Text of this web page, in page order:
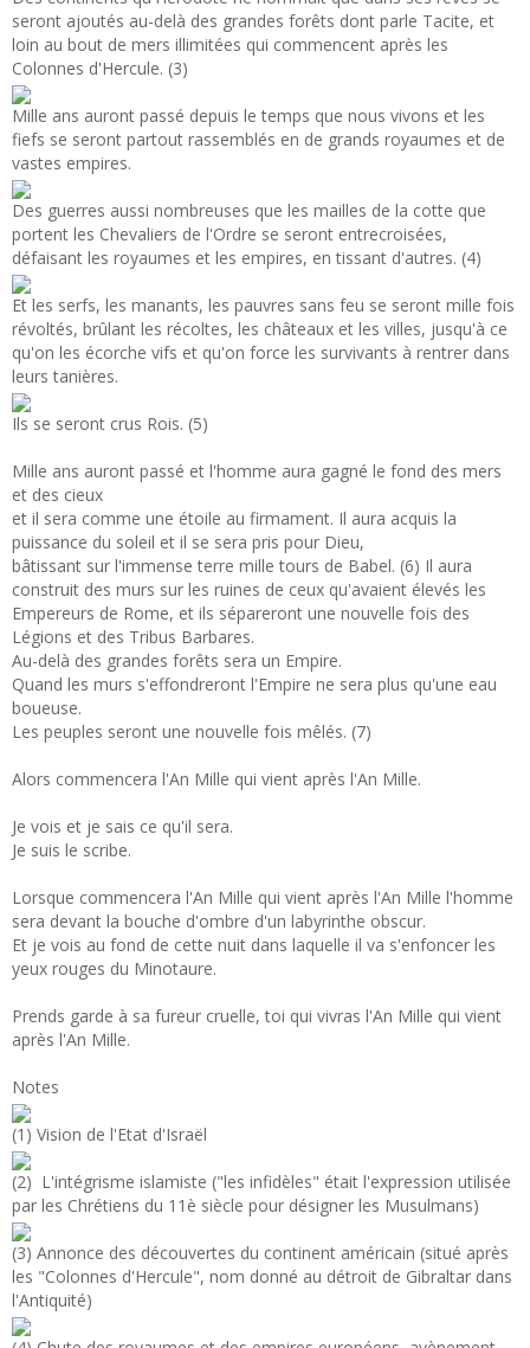
seront ajoutés au-delà des grandes forêts dont parle Tacite, et
loin au bout de mers illimitées qui commencent après les
Colonnes d'Hercule. (3)
Mille ans auront passé depuis le temps que nous vivons et les
fiefs se seront partout rassemblés en de grands royaumes et de
vastes empires.
Des guerres aussi nombreuses que les mailles de la cotte que
portent les Chevaliers de l'Ordre se seront entrecroisées,
défaisant les royaumes et les empires, en tissant d'autres. (4)
Et les serfs, les manants, les pauvres sans feu se seront mille fois
révoltés, brûlant les récoltes, les châteaux et les villes, jusqu'à ce
qu'on les écorche vifs et qu'on force les survivants à rentrer dans
leurs tanières.
Ils se seront crus Rois. (5)
Mille ans auront passé et l'homme aura gagné le fond des mers
et des cieux
et il sera comme une étoile au firmament. Il aura acquis la
puissance du soleil et il se sera pris pour Dieu,
bâtissant sur l'immense terre mille tours de Babel. (6) Il aura
construit des murs sur les ruines de ceux qu'avaient élevés les
Empereurs de Rome, et ils sépareront une nouvelle fois des
Légions et des Tribus Barbares.
Au-delà des grandes forêts sera un Empire.
Quand les murs s'effondreront l'Empire ne sera plus qu'une eau
boueuse.
Les peuples seront une nouvelle fois mêlés. (7)
Alors commencera l'An Mille qui vient après l'An Mille.
Je vois et je sais ce qu'il sera.
Je suis le scribe.
Lorsque commencera l'An Mille qui vient après l'An Mille l'homme
sera devant la bouche d'ombre d'un labyrinthe obscur.
Et je vois au fond de cette nuit dans laquelle il va s'enfoncer les
yeux rouges du Minotaure.
Prends garde à sa fureur cruelle, toi qui vivras l'An Mille qui vient
après l'An Mille.
Notes
(1) Vision de l'Etat d'Israël
(2) L'intégrisme islamiste ("les infidèles" était l'expression utilisée
par les Chrétiens du 11è siècle pour désigner les Musulmans)
(3) Annonce des découvertes du continent américain (situé après
les "Colonnes d'Hercule", nom donné au détroit de Gibraltar dans
l'Antiquité)